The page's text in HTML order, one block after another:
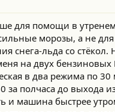
для помощи в
морозы, а не для
снега-льда со стёкол.
на двух
в два режима по 30
за полчаса до выхода
и машина быстрее